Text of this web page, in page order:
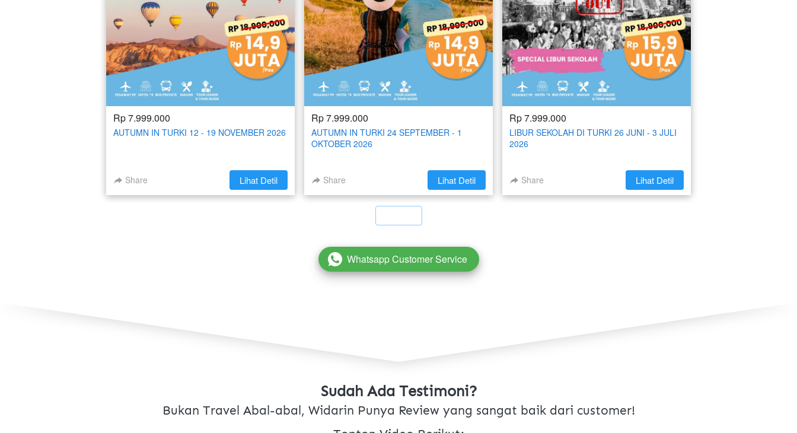
Rp 7.999.000
AUTUMN IN TURKI 12 - 19 NOVEMBER 2026
Share `Lihat Detil
Rp 7.999.000
AUTUMN IN TURKI 24 SEPTEMBER - 1
OKTOBER 2026
Share `
Lihat Detil
Rp 7.999.000
LIBUR SEKOLAH DI TURKI 26 JUNI - 3 JULI
2026
Share `
Lihat Detil
` Whatsapp Customer Service
Sudah Ada Testimoni?
Bukan Travel Abal-abal, Widarin Punya Review yang sangat baik dari customer!